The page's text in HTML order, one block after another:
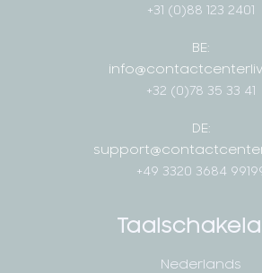
+31 (0)88 123 2401
BE:
+32 (0)78 35 33 41
DE:
+49 3320 3684
Nederlands